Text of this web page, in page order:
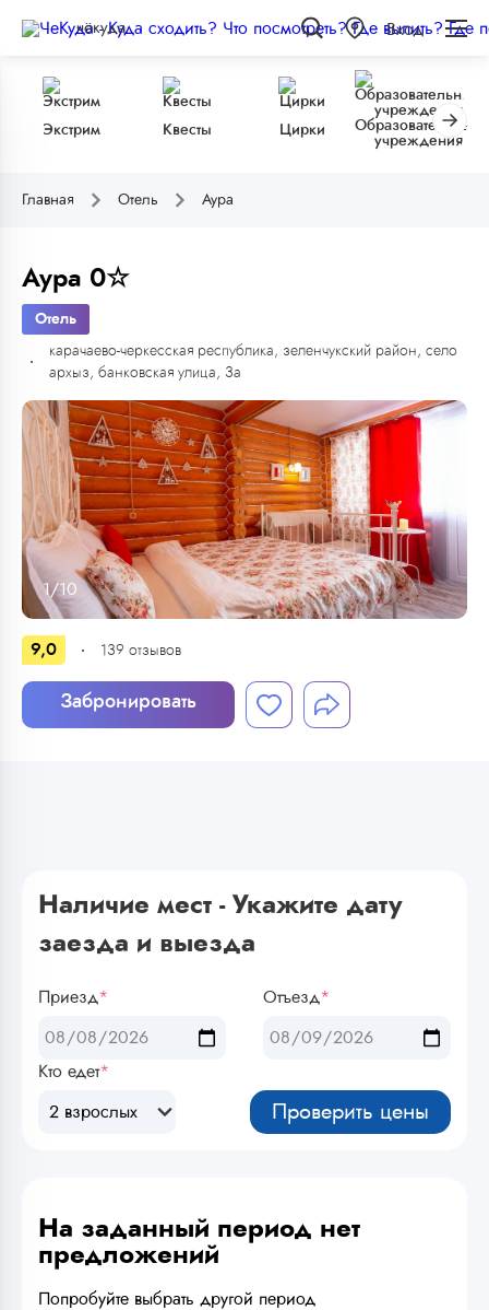
чёкуда Вход
Экстрим Квесты Цирки
Образовательные
учреждения
Главная Отель Аура
Аура 0☆
Отель
карачаево-черкесская республика, зеленчукский район, село
архыз, банковская улица, 3а
1/10
9,0 139 отзывов
Забронировать
Наличие мест - Укажите дату
заезда и выезда
Приезд* Отъезд*
Кто едет*
2 взрослых Проверить цены
На заданный период нет
предложений
Попробуйте выбрать другой период